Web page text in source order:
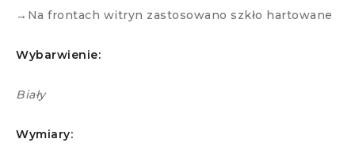
→Na frontach witryn zastosowano szkło hartowane
Wybarwienie:
Biały
Wymiary: